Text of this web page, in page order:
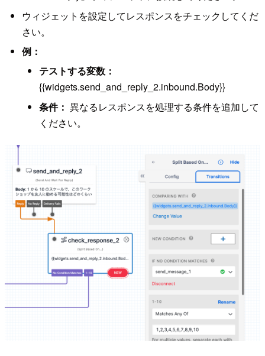
ウィジェットを設定してレスポンスをチェックしてくだ
さい。
例：
テストする変数：
{{widgets.send_and_reply_2.inbound.Body}}
条件： 異なるレスポンスを処理する条件を追加して
ください。